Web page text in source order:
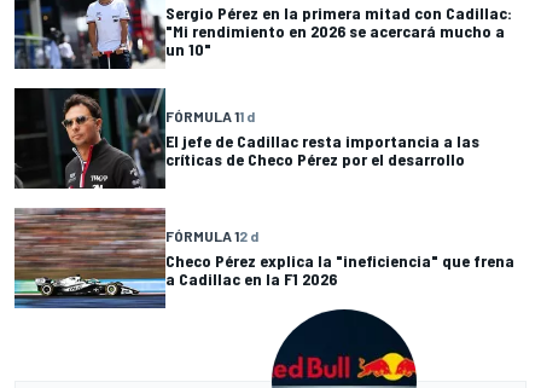
Sergio Pérez en la primera mitad con Cadillac:
"Mi rendimiento en 2026 se acercará mucho a
un 10"
FÓRMULA 11 d
El jefe de Cadillac resta importancia a las
críticas de Checo Pérez por el desarrollo
FÓRMULA 12 d
Checo Pérez explica la "ineficiencia" que frena
a Cadillac en la F1 2026